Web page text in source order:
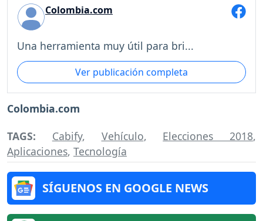
Colombia.com
Una herramienta muy útil para bri...
Ver publicación completa
Colombia.com
TAGS: Cabify, Vehículo, Elecciones 2018,
Aplicaciones, Tecnología
SÍGUENOS EN GOOGLE NEWS